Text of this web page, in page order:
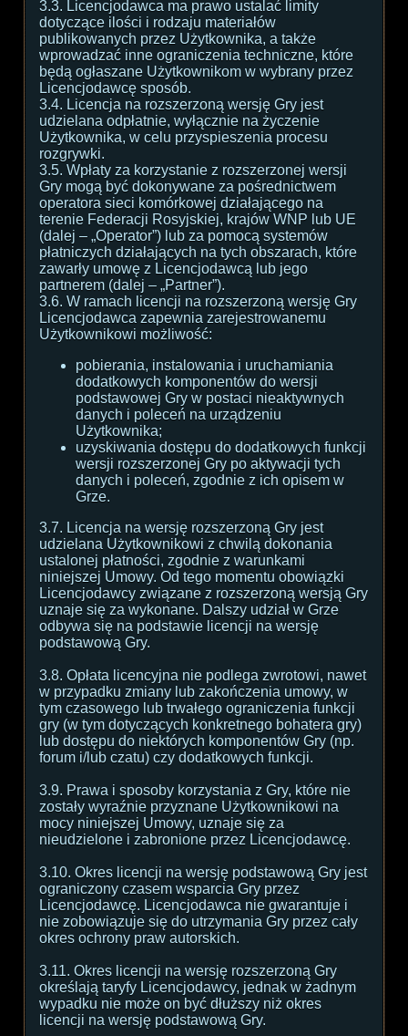
3.3. Licencjodawca ma prawo ustalać limity
dotyczące ilości i rodzaju materiałów
publikowanych przez Użytkownika, a także
wprowadzać inne ograniczenia techniczne, które
będą ogłaszane Użytkownikom w wybrany przez
Licencjodawcę sposób.
3.4. Licencja na rozszerzoną wersję Gry jest
udzielana odpłatnie, wyłącznie na życzenie
Użytkownika, w celu przyspieszenia procesu
rozgrywki.
3.5. Wpłaty za korzystanie z rozszerzonej wersji
Gry mogą być dokonywane za pośrednictwem
operatora sieci komórkowej działającego na
terenie Federacji Rosyjskiej, krajów WNP lub UE
(dalej – „Operator”) lub za pomocą systemów
płatniczych działających na tych obszarach, które
zawarły umowę z Licencjodawcą lub jego
partnerem (dalej – „Partner”).
3.6. W ramach licencji na rozszerzoną wersję Gry
Licencjodawca zapewnia zarejestrowanemu
Użytkownikowi możliwość:
pobierania, instalowania i uruchamiania
dodatkowych komponentów do wersji
podstawowej Gry w postaci nieaktywnych
danych i poleceń na urządzeniu
Użytkownika;
uzyskiwania dostępu do dodatkowych funkcji
wersji rozszerzonej Gry po aktywacji tych
danych i poleceń, zgodnie z ich opisem w
Grze.
3.7. Licencja na wersję rozszerzoną Gry jest
udzielana Użytkownikowi z chwilą dokonania
ustalonej płatności, zgodnie z warunkami
niniejszej Umowy. Od tego momentu obowiązki
Licencjodawcy związane z rozszerzoną wersją Gry
uznaje się za wykonane. Dalszy udział w Grze
odbywa się na podstawie licencji na wersję
podstawową Gry.
3.8. Opłata licencyjna nie podlega zwrotowi, nawet
w przypadku zmiany lub zakończenia umowy, w
tym czasowego lub trwałego ograniczenia funkcji
gry (w tym dotyczących konkretnego bohatera gry)
lub dostępu do niektórych komponentów Gry (np.
forum i/lub czatu) czy dodatkowych funkcji.
3.9. Prawa i sposoby korzystania z Gry, które nie
zostały wyraźnie przyznane Użytkownikowi na
mocy niniejszej Umowy, uznaje się za
nieudzielone i zabronione przez Licencjodawcę.
3.10. Okres licencji na wersję podstawową Gry jest
ograniczony czasem wsparcia Gry przez
Licencjodawcę. Licencjodawca nie gwarantuje i
nie zobowiązuje się do utrzymania Gry przez cały
okres ochrony praw autorskich.
3.11. Okres licencji na wersję rozszerzoną Gry
określają taryfy Licencjodawcy, jednak w żadnym
wypadku nie może on być dłuższy niż okres
licencji na wersję podstawową Gry.